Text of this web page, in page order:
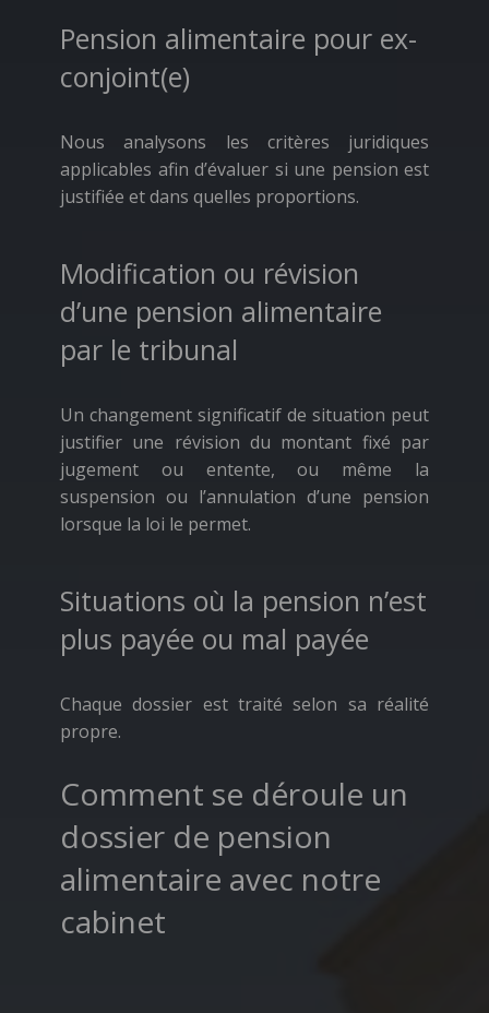
Pension alimentaire pour ex-
conjoint(e)
Nous analysons les critères juridiques
applicables afin d’évaluer si une pension est
justifiée et dans quelles proportions.
Modification ou révision
d’une pension alimentaire
par le tribunal
Un changement significatif de situation peut
justifier une révision du montant fixé par
jugement ou entente, ou même la
suspension ou l’annulation d’une pension
lorsque la loi le permet.
Situations où la pension n’est
plus payée ou mal payée
Chaque dossier est traité selon sa réalité
propre.
Comment se déroule un
dossier de pension
alimentaire avec notre
cabinet